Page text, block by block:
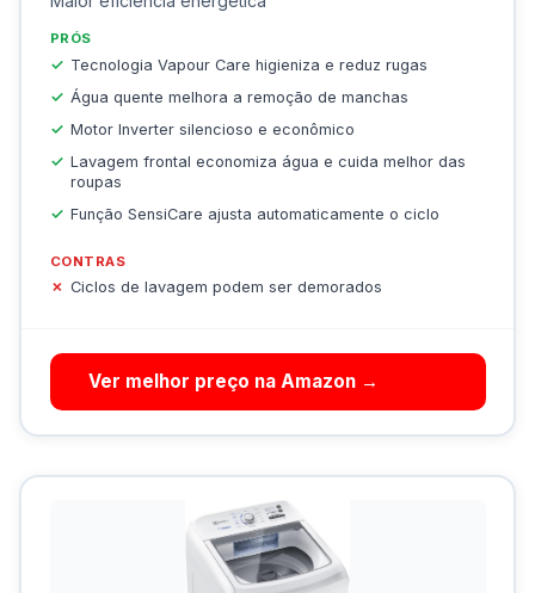
PRÓS
Tecnologia Vapour Care higieniza e reduz rugas
Água quente melhora a remoção de manchas
Motor Inverter silencioso e econômico
Lavagem frontal economiza água e cuida melhor das
roupas
Função SensiCare ajusta automaticamente o ciclo
CONTRAS
Ciclos de lavagem podem ser demorados
Ver melhor preço na Amazon →